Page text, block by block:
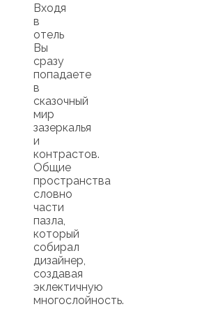
Входя
в
отель
Вы
сразу
попадаете
в
сказочный
мир
зазеркалья
и
контрастов.
Общие
пространства
словно
части
пазла,
который
собирал
дизайнер,
создавая
эклектичную
многослойность.